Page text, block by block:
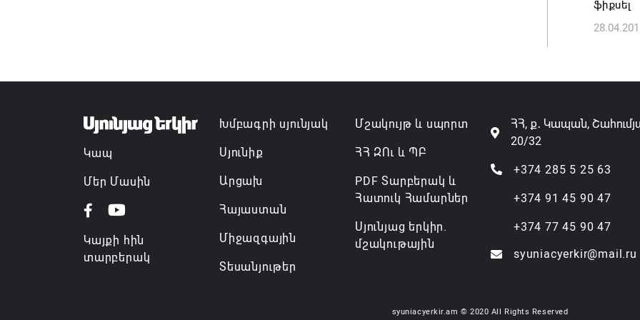
ֆիքսել
Կապ
Մեր Մասին
Կայքի հին
տարբերակ
Խմբագրի սյունյակ
Սյունիք
Արցախ
Հայաստան
Միջազգային
Տեսանյութեր
Մշակույթ և սպորտ
ՀՀ ԶՈւ և ՊԲ
PDF Տարբերակ և
Հատուկ Համարներ
Սյունյաց երկիր.
մշակութային
ՀՀ, ք․ Կապան,
20/32
+374 285 5 25 63
+374 91 45 90 47
+374 77 45 90 47
syuniacyerkir@mail.ru
syuniacyerkir.am © 2020 All Rights Reserved